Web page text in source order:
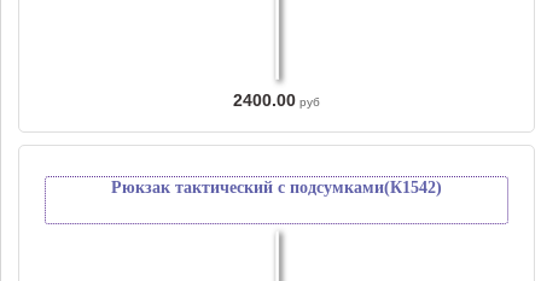
2400.00 руб
Рюкзак тактический с подсумками(К1542)